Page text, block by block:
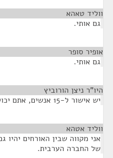
ווליד טאהא
גם אותי.
אופיר סופר
גם אותי.
היו"ר ניצן הורוביץ
יש אישור ל-15 אנשים, אתם יכולים לעבור לחדר הזה.
ווליד אטהא
אני מקווה שבין האורחים
של החברה הערבית.